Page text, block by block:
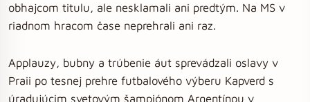
obhajcom titulu, ale nesklamali ani predtým. Na MS v
riadnom hracom čase neprehrali ani raz.
Applauzy, bubny a trúbenie áut sprevádzali oslavy v
Praii po tesnej prehre futbalového výberu Kapverd s
úradujúcim svetovým šampiónom Argentínou v